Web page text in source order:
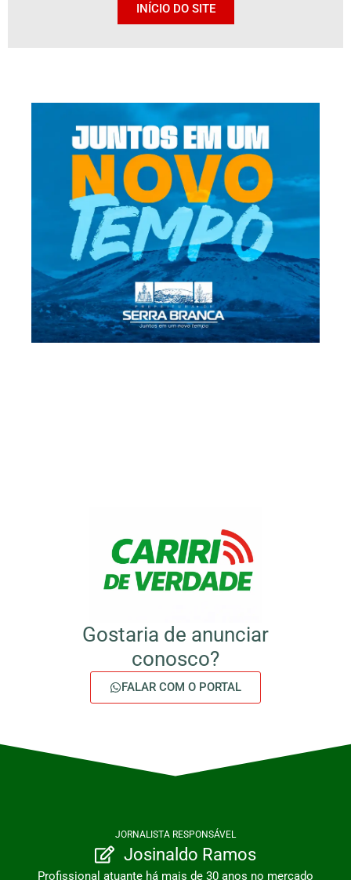
INÍCIO DO SITE
Gostaria de anunciar
conosco?
FALAR COM O PORTAL
JORNALISTA RESPONSÁVEL
Josinaldo Ramos
Profissional atuante há mais de 30 anos no mercado